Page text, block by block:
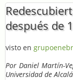
después de
visto en
Por Daniel Martín-
Universidad de